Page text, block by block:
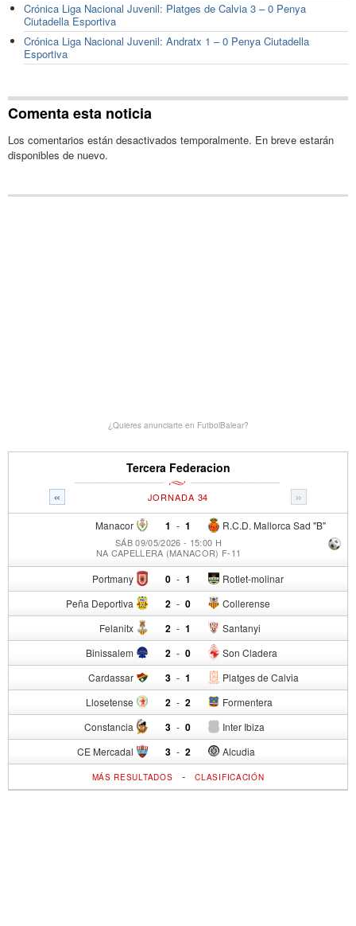
Crónica Liga Nacional Juvenil: Platges de Calvia 3 – 0 Penya
Ciutadella Esportiva
Crónica Liga Nacional Juvenil: Andratx 1 – 0 Penya Ciutadella
Esportiva
Comenta esta noticia
Los comentarios están desactivados temporalmente. En breve estarán
disponibles de nuevo.
¿Quieres anunciarte en FutbolBalear?
Tercera Federacion
« »
JORNADA 34
Manacor 1 - R.C.D. Mallorca Sad "B"
1
SÁB 09/05/2026 - 15:00 H
NA CAPELLERA (MANACOR) F-11
Portmany 0 - Rotlet-molinar
1
Peña Deportiva 2 - Collerense
0
Felanitx 2 - Santanyi
1
Binissalem 2 - Son Cladera
0
Cardassar 3 - Platges de Calvia
1
Llosetense 2 - Formentera
2
Constancia 3 - Inter Ibiza
0
CE Mercadal 3 - Alcudia
2
MÁS RESULTADOS -CLASIFICACIÓN